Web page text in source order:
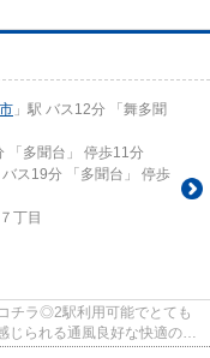
」駅 バス12分 「舞多聞
「多聞台」 停歩11分
バス19分 「多聞台」 停歩
７丁目
チラ◎2駅利用可能でとても
られる通風良好な快適のテ